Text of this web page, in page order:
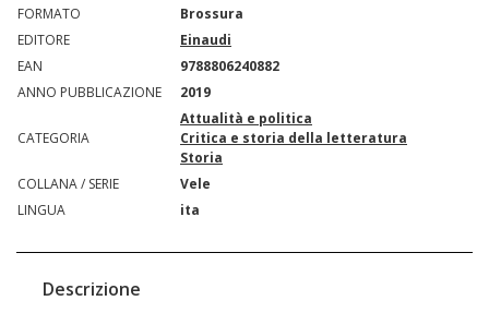
FORMATO
Brossura
EDITORE
Einaudi
EAN
9788806240882
ANNO PUBBLICAZIONE
2019
CATEGORIA
Attualità e politica
Critica e storia della letteratura
Storia
COLLANA / SERIE
Vele
LINGUA
ita
Descrizione